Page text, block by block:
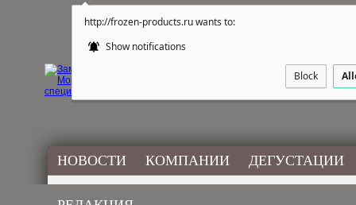
http://frozen-products.ru wants to:
Show notifications
Block
НОВОСТИ КОМПАНИИ ДЕГУСТАЦИИ